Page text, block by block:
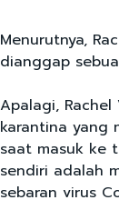
Menurutnya,
dianggap
Apalagi,
karantina yang
saat masuk ke
sendiri adalah
sebaran virus